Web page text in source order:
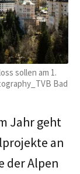
sollen am 1.
Bad
Jahr geht
an
der Alpen